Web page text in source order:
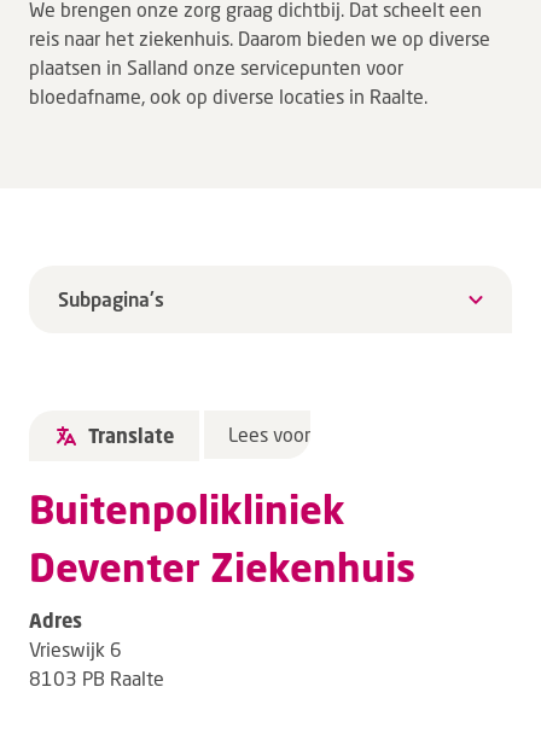
We brengen onze zorg graag dichtbij. Dat scheelt een
reis naar het ziekenhuis. Daarom bieden we op diverse
plaatsen in Salland onze servicepunten voor
bloedafname, ook op diverse locaties in Raalte.
Subpagina's
Translate Lees voor
Buitenpolikliniek
Deventer Ziekenhuis
Adres
Vrieswijk 6
8103 PB Raalte